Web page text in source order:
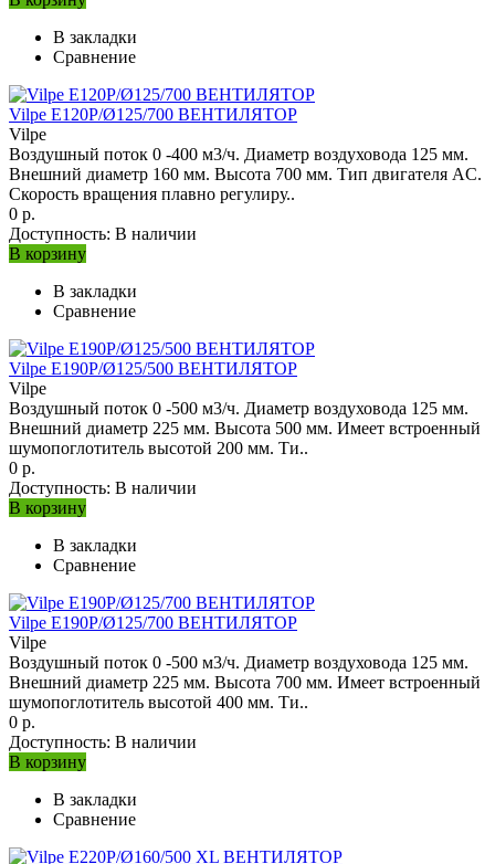
В закладки
Сравнение
Vilpe E120P/Ø125/700 ВЕНТИЛЯТОР
Vilpe
Воздушный поток 0 -400 м3/ч. Диаметр воздуховода 125 мм.
Внешний диаметр 160 мм. Высота 700 мм. Тип двигателя AC.
Скорость вращения плавно регулиру..
0 р.
Доступность: В наличии
В корзину
В закладки
Сравнение
Vilpe E190P/Ø125/500 ВЕНТИЛЯТОР
Vilpe
Воздушный поток 0 -500 м3/ч. Диаметр воздуховода 125 мм.
Внешний диаметр 225 мм. Высота 500 мм. Имеет встроенный
шумопоглотитель высотой 200 мм. Ти..
0 р.
Доступность: В наличии
В корзину
В закладки
Сравнение
Vilpe E190P/Ø125/700 ВЕНТИЛЯТОР
Vilpe
Воздушный поток 0 -500 м3/ч. Диаметр воздуховода 125 мм.
Внешний диаметр 225 мм. Высота 700 мм. Имеет встроенный
шумопоглотитель высотой 400 мм. Ти..
0 р.
Доступность: В наличии
В корзину
В закладки
Сравнение